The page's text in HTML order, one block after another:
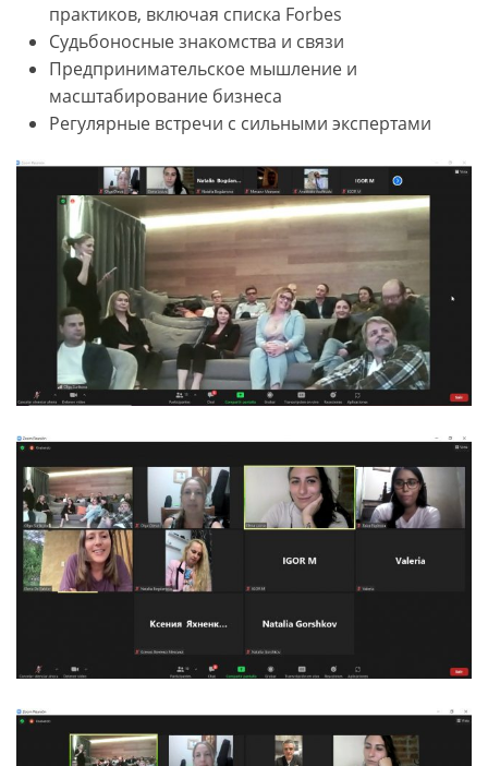
практиков, включая списка Forbes
Судьбоносные знакомства и связи
Предпринимательское мышление и
масштабирование бизнеса
Регулярные встречи с сильными экспертами